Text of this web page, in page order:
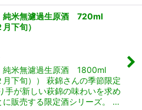
米無濾過生原酒 720ml
下旬）
米無濾過生原酒 1800ml
月下旬）） 萩錦さんの季節限定
手が新しい萩錦の味わいを求め
に販売する限定酒シリーズ。 …